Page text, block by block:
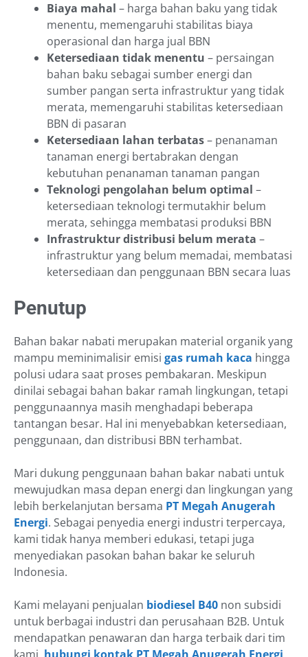
Biaya mahal – harga bahan baku yang tidak
menentu, memengaruhi stabilitas biaya
operasional dan harga jual BBN
Ketersediaan tidak menentu – persaingan
bahan baku sebagai sumber energi dan
sumber pangan serta infrastruktur yang tidak
merata, memengaruhi stabilitas ketersediaan
BBN di pasaran
Ketersediaan lahan terbatas– penanaman
tanaman energi bertabrakan dengan
kebutuhan penanaman tanaman pangan
Teknologi pengolahan belum optimal –
ketersediaan teknologi termutakhir belum
merata, sehingga membatasi produksi BBN
Infrastruktur distribusi belum merata –
infrastruktur yang belum memadai, membatasi
ketersediaan dan penggunaan BBN secara luas
Penutup
Bahan bakar nabati merupakan material organik yang
mampu meminimalisir emisi gas rumah kaca hingga
polusi udara saat proses pembakaran. Meskipun
dinilai sebagai bahan bakar ramah lingkungan, tetapi
penggunaannya masih menghadapi beberapa
tantangan besar. Hal ini menyebabkan ketersediaan,
penggunaan, dan distribusi BBN terhambat.
Mari dukung penggunaan bahan bakar nabati untuk
mewujudkan masa depan energi dan lingkungan yang
lebih berkelanjutan bersama PT Megah Anugerah
Energi. Sebagai penyedia energi industri terpercaya,
kami tidak hanya memberi edukasi, tetapi juga
menyediakan pasokan bahan bakar ke seluruh
Indonesia.
Kami melayani penjualan biodiesel B40 non subsidi
untuk berbagai industri dan perusahaan B2B. Untuk
mendapatkan penawaran dan harga terbaik dari tim